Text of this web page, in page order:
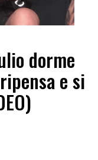
dorme
e si